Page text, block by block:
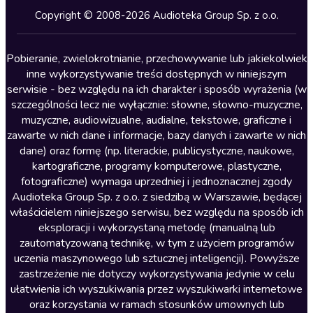
Kryminały
Lektury szkolne
Literatura anglojęzyczna
Literatura faktu
Literatura obyczajowa
Literatura piękna obca
Literatura piękna polska
Nagrania relaksacyjne
Nauka języków
Nauki humanistyczne
Podcasty i audycje
Polityka
Prasa
Copyright © 2008-2026 Audioteka Group Sp. z o.o.
Pobieranie, zwielokrotnianie, przechowywanie lub jakiekolwiek
inne wykorzystywanie treści dostępnych w niniejszym
serwisie - bez względu na ich charakter i sposób wyrażenia (w
szczególności lecz nie wyłącznie: słowne, słowno-muzyczne,
muzyczne, audiowizualne, audialne, tekstowe, graficzne i
zawarte w nich dane i informacje, bazy danych i zawarte w nich
dane) oraz formę (np. literackie, publicystyczne, naukowe,
kartograficzne, programy komputerowe, plastyczne,
fotograficzne) wymaga uprzedniej i jednoznacznej zgody
Audioteka Group Sp. z o.o. z siedzibą w Warszawie, będącej
właścicielem niniejszego serwisu, bez względu na sposób ich
eksploracji i wykorzystaną metodę (manualną lub
zautomatyzowaną technikę, w tym z użyciem programów
uczenia maszynowego lub sztucznej inteligencji). Powyższe
zastrzeżenie nie dotyczy wykorzystywania jedynie w celu
ułatwienia ich wyszukiwania przez wyszukiwarki internetowe
oraz korzystania w ramach stosunków umownych lub